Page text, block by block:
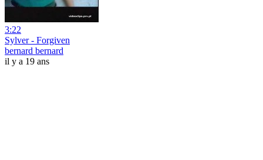
3:22
Sylver - Forgiven
bernard bernard
il y a 19 ans